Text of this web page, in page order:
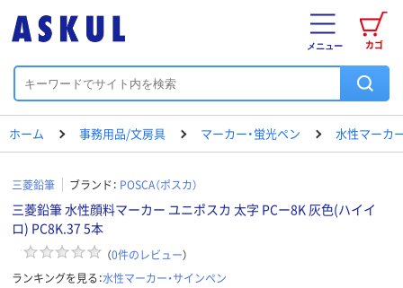
カゴ
メニュー
ホーム 事務用品/文房具 マーカー・蛍光ペン 水性マーカ
三菱鉛筆 ブランド： POSCA（ポスカ）
三菱鉛筆 水性顔料マーカー ユニポスカ 太字 PCー8K 灰色(ハイイ
ロ) PC8K.37 5本
（0件のレビュー）
ランキングを見る：水性マーカー・サインペン